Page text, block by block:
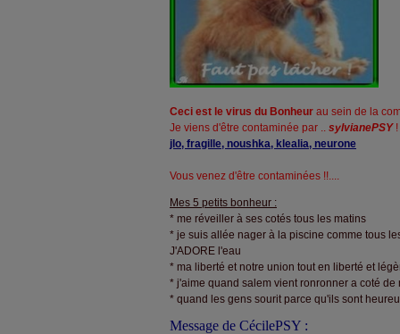
Ceci est le virus du Bonheur au sein de la
Je viens d'être contaminée par .. sylvianePSY!
jlo, fragille, noushka, klealia, neurone
Vous venez d'être contaminées !!....
Mes 5 petits bonheur :
* me réveiller à ses cotés tous les matins
* je suis allée nager à la piscine comme tous
J'ADORE l'eau
* ma liberté et notre union tout en liberté et
* j'aime quand salem vient ronronner a coté
* quand les gens sourit parce qu'ils sont
Message de CécilePSY :